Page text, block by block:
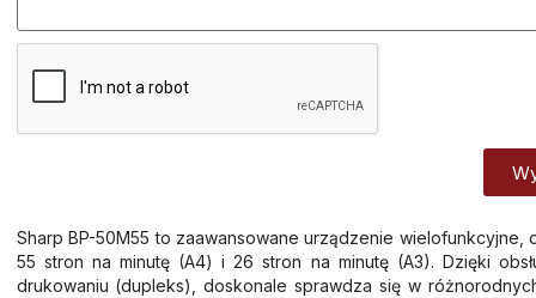
Sharp BP-50M55 to zaawansowane urządzenie
55 stron na minutę (A4) i 26 stron na minutę (A3). Dzięki
drukowaniu (dupleks), doskonale sprawdza się w